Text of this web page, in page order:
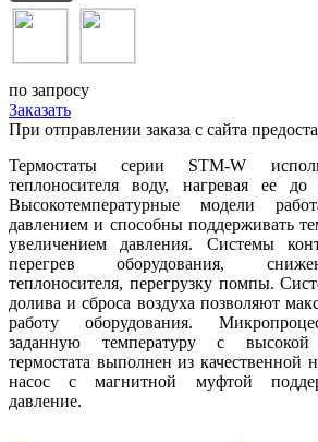
по запросу
Заказать
При отправлении заказа с сайта
Термостаты серии STM-W
теплоносителя воду, нагревая ее до
Высокотемпературные модели
давлением и способны поддерживать
увеличением давления. Системы
перегрев оборудования,
теплоносителя, перегрузку помпы.
долива и сброса воздуха позволяют
работу оборудования.
заданную температуру с
термостата выполнен из качественной
насос с магнитной муфтой
давление.